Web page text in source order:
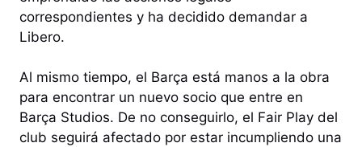
correspondientes y ha decidido demandar a
Libero.
Al mismo tiempo, el Barça está manos a la obra
para encontrar un nuevo socio que entre en
Barça Studios. De no conseguirlo, el Fair Play del
club seguirá afectado por estar incumpliendo una